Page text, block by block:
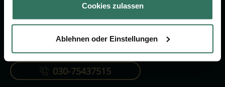
Cookies zulassen
Ablehnen oder Einstellungen
030-75437515